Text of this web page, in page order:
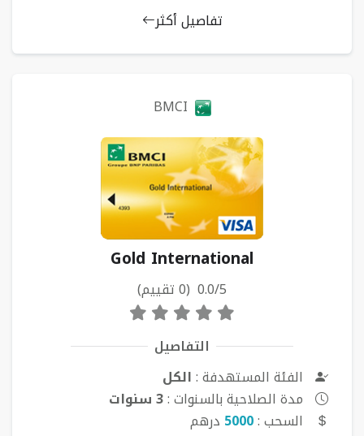
تفاصيل أكثر
BMCI
Gold International
0.0/5 (0 تقييم)
التفاصيل
الفئة المستهدفة :الكل
مدة الصلاحية بالسنوات :3 سنوات
السحب :5000 درهم